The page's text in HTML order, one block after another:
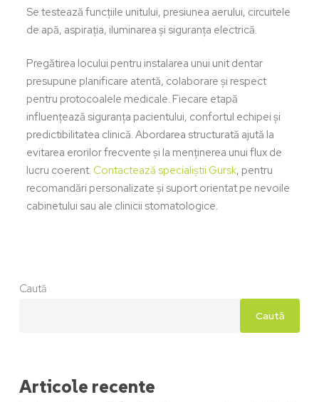
Se testează funcțiile unitului, presiunea aerului, circuitele
de apă, aspirația, iluminarea și siguranța electrică.
Pregătirea locului pentru instalarea unui unit dentar
presupune planificare atentă, colaborare și respect
pentru protocoalele medicale. Fiecare etapă
influențează siguranța pacientului, confortul echipei și
predictibilitatea clinică. Abordarea structurată ajută la
evitarea erorilor frecvente și la menținerea unui flux de
lucru coerent. Contactează specialiștii Gursk, pentru
recomandări personalizate și suport orientat pe nevoile
cabinetului sau ale clinicii stomatologice.
Caută
Caută
Articole recente